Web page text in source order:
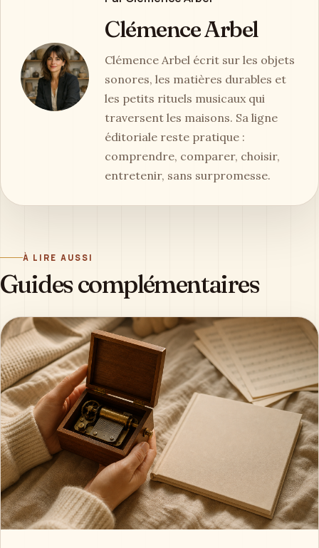
Clémence Arbel
Clémence Arbel écrit sur les objets
sonores, les matières durables et
les petits rituels musicaux qui
traversent les maisons. Sa ligne
éditoriale reste pratique :
comprendre, comparer, choisir,
entretenir, sans surpromesse.
À LIRE AUSSI
Guides complémentaires